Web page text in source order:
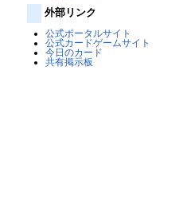
外部リンク
公式ポータルサイト
公式カードゲームサイト
今日のカード
共有掲示板